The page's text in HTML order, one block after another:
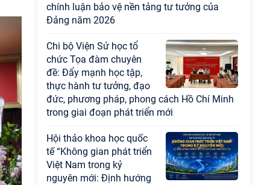
chính luận bảo vệ nền tảng tư tưởng của
Đảng năm 2026
Chi bộ Viện Sử học tổ
chức Tọa đàm chuyên
đề: Đẩy mạnh học tập,
thực hành tư tưởng, đạo
đức, phương pháp, phong cách Hồ Chí Minh
trong giai đoạn phát triển mới
Hội thảo khoa học quốc
tế “Không gian phát triển
Việt Nam trong kỷ
nguyên mới: Định hướng